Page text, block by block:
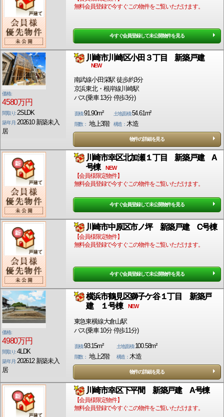
無料会員登録で今すぐこの物件をご覧いただけます。
今すぐ会員登録して未公開物件を見る
価格:
4580万円
間取り:2SLDK
築年月:202610 新築未入
居
川崎市川崎区小田３丁目 新築戸建
NEW
南武線小田栄駅 徒歩約3分
京浜東北・根岸線川崎駅
バス(乗車 13分 停歩3分)
面積:91.90m² 土地面積:54.61m²
階数： 地上3階 構造：木造
物件の詳細を見る
川崎市幸区北加瀬１丁目 新築戸建 A
号棟
NEW
【会員様限定物件】
無料会員登録で今すぐこの物件をご覧いただけます。
今すぐ会員登録して未公開物件を見る
川崎市中原区市ノ坪 新築戸建 C号棟
【会員様限定物件】
無料会員登録で今すぐこの物件をご覧いただけます。
今すぐ会員登録して未公開物件を見る
価格:
4980万円
間取り:4LDK
築年月: 202612 新築未入
居
横浜市鶴見区獅子ケ谷１丁目 新築戸
建 １号棟
NEW
東急東横線大倉山駅
バス(乗車 10分 停歩11分)
面積:93.15m² 土地面積:100.58m²
階数： 地上2階 構造： 木造
物件の詳細を見る
川崎市幸区下平間 新築戸建 A号棟
【会員様限定物件】
無料会員登録で今すぐこの物件をご覧いただけます。